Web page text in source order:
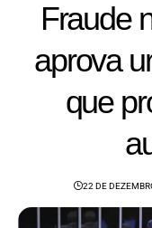
Fraude
aprova
que
22 DE